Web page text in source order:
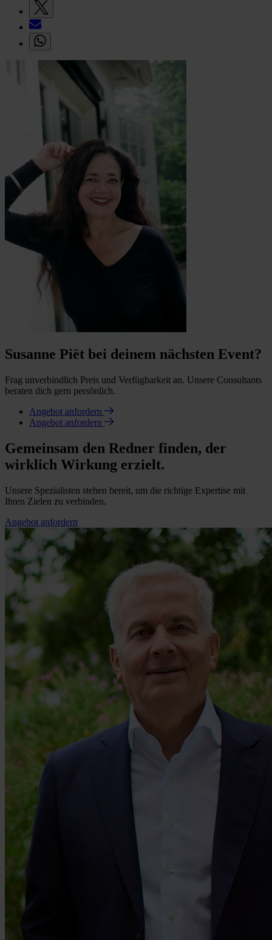
Susanne Piët bei deinem nächsten Event?
Frag unverbindlich Preis und Verfügbarkeit an. Unsere Consultants
beraten dich gern persönlich.
Angebot anfordern
Angebot anfordern
Gemeinsam den Redner finden, der
wirklich Wirkung erzielt.
Unsere Spezialisten stehen bereit, um die richtige Expertise mit
Ihren Zielen zu verbinden.
Angebot anfordern